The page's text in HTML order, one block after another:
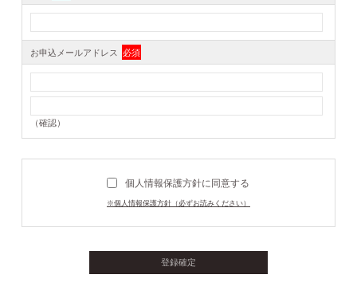
お申込メールアドレス 必須
（確認）
個人情報保護方針に同意する
※個人情報保護方針（必ずお読みください）